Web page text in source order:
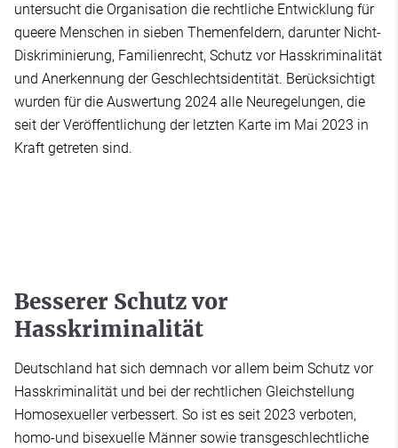
untersucht die Organisation die rechtliche Entwicklung für
queere Menschen in sieben Themenfeldern, darunter Nicht-
Diskriminierung, Familienrecht, Schutz vor Hasskriminalität
und Anerkennung der Geschlechtsidentität. Berücksichtigt
wurden für die Auswertung 2024 alle Neuregelungen, die
seit der Veröffentlichung der letzten Karte im Mai 2023 in
Kraft getreten sind.
Besserer Schutz vor
Hasskriminalität
Deutschland hat sich demnach vor allem beim Schutz vor
Hasskriminalität und bei der rechtlichen Gleichstellung
Homosexueller verbessert. So ist es seit 2023 verboten,
homo-und bisexuelle Männer sowie transgeschlechtliche